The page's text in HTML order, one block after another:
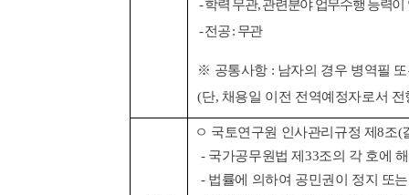
-학력 무관,관련분야 업무수행 능력이
-전공: 무관
※ 공통사항 : 남자의 경우 병역필
(단, 채용일 이전 전역예정자로서
ㅇ 국토연구원 인사관리규정 제8조(
- 국가공무원법 제33조의 각 호에
- 법률에 의하여 공민권이 정지 또